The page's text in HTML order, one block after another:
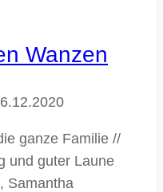
Wanzen
ganze Familie //
und guter Laune
Samantha